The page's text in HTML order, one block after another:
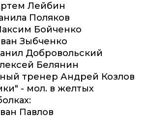
Лейбин
Поляков
Бойченко
Зыбченко
Добровольский
Белянин
тренер Андрей Козлов
- мол. в желтых
Павлов